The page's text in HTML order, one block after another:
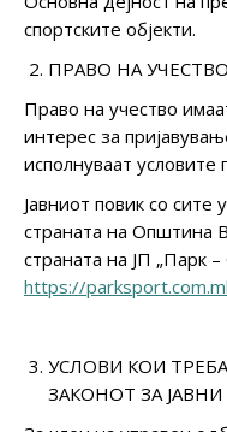
спортските објекти.
ПРАВО НА УЧЕСТВО
Право на учество
интерес за
исполнуваат условите
Јавниот повик со сите
страната на Општина
страната на ЈП „Парк
https://
УСЛОВИ КОИ
ЗАКОНОТ ЗА ЈАВНИ